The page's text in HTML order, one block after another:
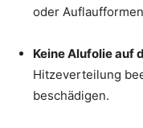
oder
Keine Alufolie auf
Hitzeverteilung
beschädigen.